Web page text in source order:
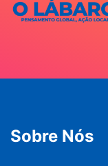
Sobre Nós